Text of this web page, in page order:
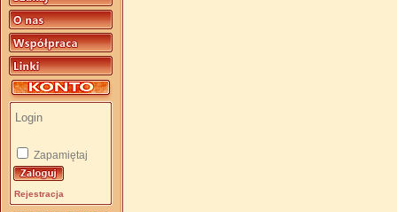
Zapamiętaj
Rejestracja